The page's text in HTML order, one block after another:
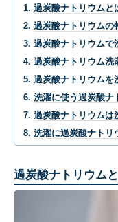
過炭酸ナトリウムと
過炭酸ナトリウムの
過炭酸ナトリウムで
過炭酸ナトリウム洗
過炭酸ナトリウムを
洗濯に使う過炭酸ナ
過炭酸ナトリウムは
洗濯に過炭酸ナトリ
過炭酸ナトリウム